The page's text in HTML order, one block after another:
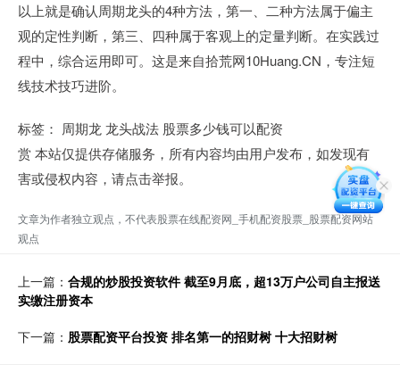
以上就是确认周期龙头的4种方法，第一、二种方法属于偏主
观的定性判断，第三、四种属于客观上的定量判断。在实践过
程中，综合运用即可。这是来自拾荒网10Huang.CN，专注短
线技术技巧进阶。
标签： 周期龙 龙头战法 股票多少钱可以配资
赏 本站仅提供存储服务，所有内容均由用户发布，如发现有
害或侵权内容，请点击举报。
文章为作者独立观点，不代表股票在线配资网_手机配资股票_股票配资网站
观点
上一篇： 合规的炒股投资软件 截至9月底，超13万户公司自主报送
实缴注册资本
下一篇： 股票配资平台投资 排名第一的招财树 十大招财树